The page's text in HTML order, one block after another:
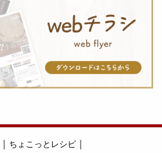
｜ ちょこっとレシピ ｜